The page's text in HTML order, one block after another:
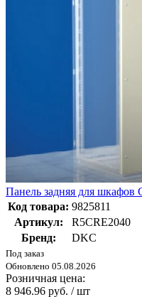
Панель задняя для
Код товара: 9825811
Артикул:
R5CRE2040
Бренд:
DKC
Под заказ
Обновлено 05.08.2026
Розничная цена:
8 946.96 руб. / шт